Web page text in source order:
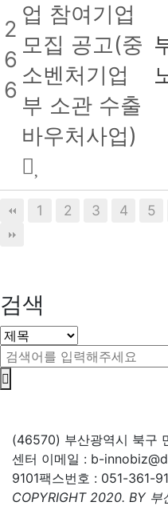
2
6
6
업 참여기업
모집 공고(중
소벤처기업
부 소관 수출
바우처사업)
1 2 3 4 5
검색
(46570) 부산광역시 북구
센터 이메일 : b-
9101팩스번호 : 051-361-
COPYRIGHT 2020. BY 부